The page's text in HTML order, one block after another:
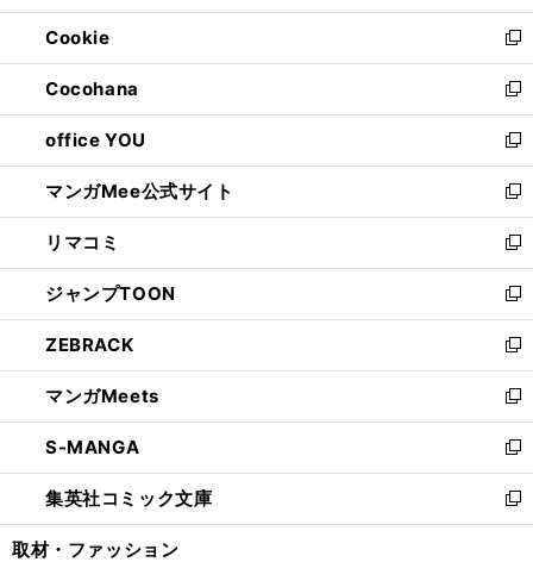
開
く
ウ
で
開
く
ン
ド
ウ
で
開
く
ウ
ィ
ン
ド
ウ
で
開
く
Cookie
新
し
い
ウ
ィ
ン
ド
ウ
で
開
く
Cocohana
新
し
い
ウ
ィ
ン
ド
ウ
で
開
く
office YOU
新
し
い
ウ
ィ
ン
ド
ウ
で
開
く
マンガMee公式サイト
新
し
い
ウ
ィ
ン
ド
ウ
で
開
く
リマコミ
新
し
い
ウ
ィ
ン
ド
ウ
で
開
く
ジャンプTOON
新
し
い
ウ
ィ
ン
ド
ウ
で
開
ZEBRACK
新
し
い
ウ
ィ
ン
ド
ウ
マンガMeets
新
し
い
ウ
ィ
ン
S-MANGA
新
し
い
ウ
集英社コミック文庫
新
し
取材・ファッション